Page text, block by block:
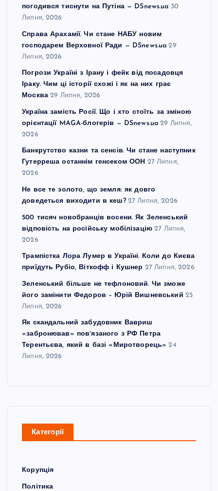
погодився тиснути на Путіна — DSnews.ua 30
Липня, 2026
Справа Арахамії. Чи стане НАБУ новим
господарем Верховної Ради — DSnews.ua 29
Липня, 2026
Погрози Україні з Ірану і фейк від посадовця
Іраку. Чим ці історії схожі і як на них грає
Москва 29 Липня, 2026
Україна замість Росії. Що і хто стоїть за зміною
орієнтації MAGA-блогерів — DSnews.ua 29 Липня,
2026
Банкрутство казни та сенсів. Чи стане наступник
Гутерреша останнім генсеком ООН 27 Липня,
2026
Не все те золото, що земля: як довго
доведеться виходити в кеш? 27 Липня, 2026
500 тисяч новобранців восени. Як Зеленський
відповість на російську мобілізацію 27 Липня,
2026
Трампістка Лора Лумер в Україні. Коли до Києва
приїдуть Рубіо, Віткофф і Кушнер 27 Липня, 2026
Зеленський більше не тефлоновий. Чи зможе
його замінити Федоров – Юрій Вишневський 25
Липня, 2026
Як скандальний забудовник Вавриш
«забронював» повʼязаного з РФ Петра
Терентьєва, який в базі «Миротворець» 24
Липня, 2026
Категорії
Корупція
Політика